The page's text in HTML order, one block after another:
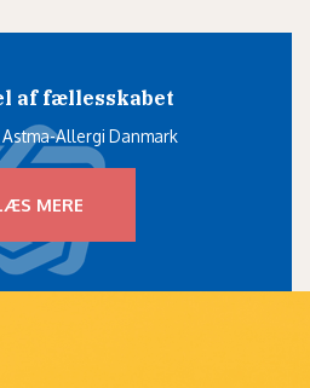
af fællesskabet
Allergi Danmark
MERE